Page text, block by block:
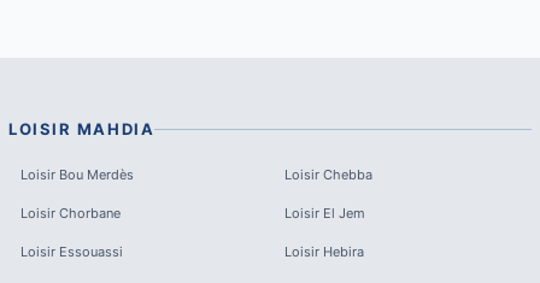
LOISIR MAHDIA
Loisir Bou Merdès Loisir Chebba
Loisir Chorbane Loisir El Jem
Loisir Essouassi Loisir Hebira